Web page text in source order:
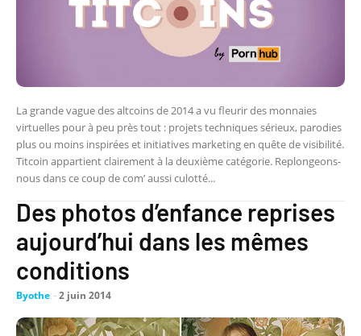
La grande vague des altcoins de 2014 a vu fleurir des monnaies
virtuelles pour à peu près tout : projets techniques sérieux, parodies
plus ou moins inspirées et initiatives marketing en quête de visibilité.
Titcoin appartient clairement à la deuxième catégorie. Replongeons-
nous dans ce coup de com’ aussi culotté...
Des photos d’enfance reprises
aujourd’hui dans les mêmes
conditions
Byothe -2 juin 2014